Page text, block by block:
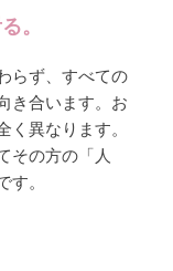
。
らず、すべての
き合います。お
異なります。
その方の「人
す。